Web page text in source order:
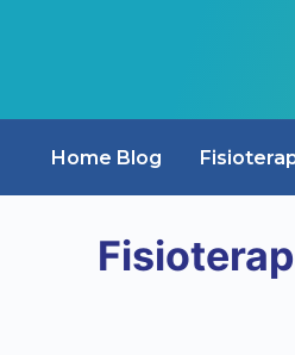
Home Blog